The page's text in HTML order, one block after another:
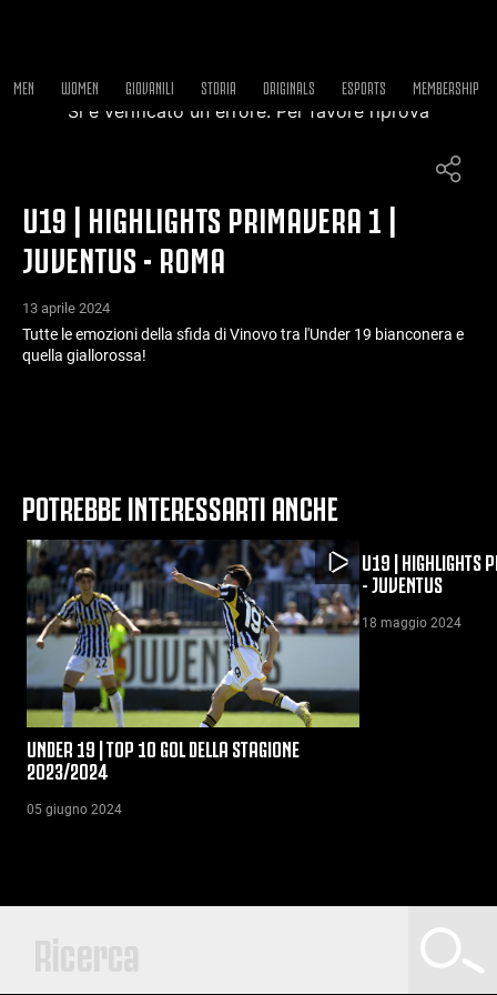
MEN WOMEN GIOVANILI STORIA ORIGINALS ESPORTS MEMBERSHIP
Si è verificato un errore. Per favore riprova
U19 | HIGHLIGHTS PRIMAVERA 1 |
JUVENTUS - ROMA
13 aprile 2024
Tutte le emozioni della sfida di Vinovo tra l'Under 19 bianconera e
quella giallorossa!
POTREBBE INTERESSARTI ANCHE
UNDER 19 | TOP 10 GOL DELLA STAGIONE
2023/2024
05 giugno 2024
U19 | HIGHLIGHTS
- JUVENTUS
18 maggio 2024